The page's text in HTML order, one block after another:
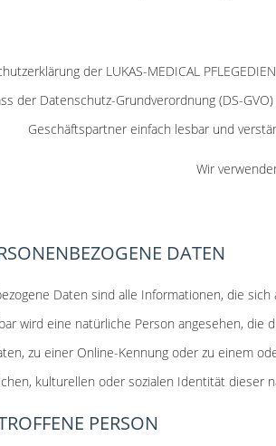
der LUKAS-MEDICAL
der Datenschutz-Grundverordnung (DS-
Geschäftspartner einfach lesbar und
Wir
DATEN
Daten sind alle Informationen, die
wird eine natürliche Person angesehen,
zu einer Online-Kennung oder zu einem
kulturellen oder sozialen Identität dieser
PERSON